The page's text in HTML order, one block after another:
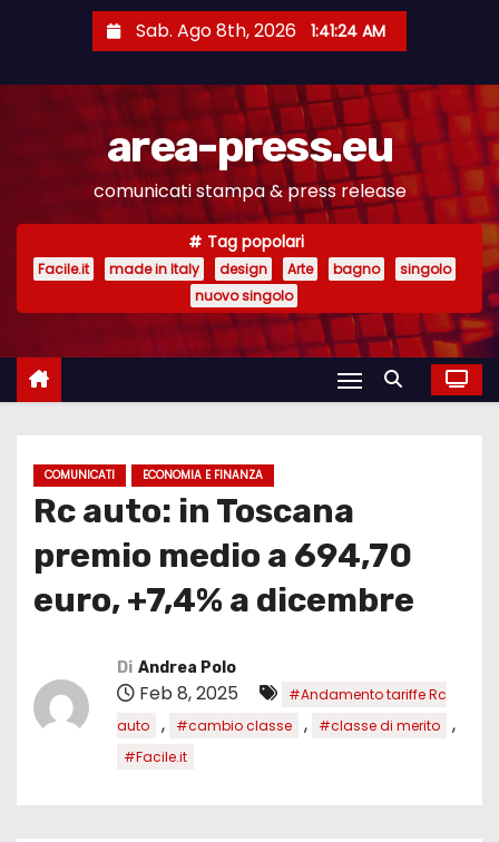
e
Sab. Ago 8th, 2026 1:41:25 AM
area-press.eu
comunicati stampa & press release
Tag popolari
Facile.it made in Italy design Arte bagno
singolo
nuovo singolo
COMUNICATI ECONOMIA E FINANZA
Rc auto: in Toscana
premio medio a 694,70
euro, +7,4% a dicembre
Di Andrea Polo
Feb 8, 2025
#Andamento tariffe Rc
auto
, #cambio classe , #classe di merito ,
#Facile.it